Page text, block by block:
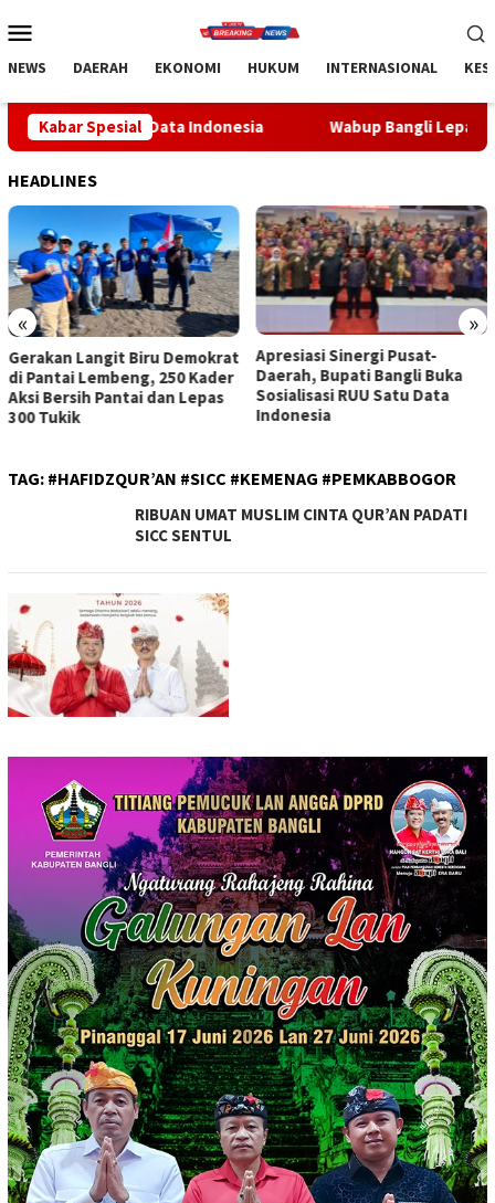
ke
Mobile
NEWS DAERAH EKONOMI HUKUM INTERNASIONAL
Kabar Spesial
Data Indonesia Wabup Bangli Lepas Jalan Santai,
HEADLINES
« »
Apresiasi Sinergi Pusat-
Daerah, Bupati Bangli Buka
Sosialisasi RUU Satu Data
Indonesia
Wabup Bangli Lepas Jalan
Santai, Awali Rangkaian
Peringatan HUT ke-81
Kemerdekaan RI
TAG: #HAFIDZQUR’AN #SICC #KEMENAG #PEMKABBOGOR
RIBUAN UMAT MUSLIM CINTA QUR’AN PADATI
SICC SENTUL